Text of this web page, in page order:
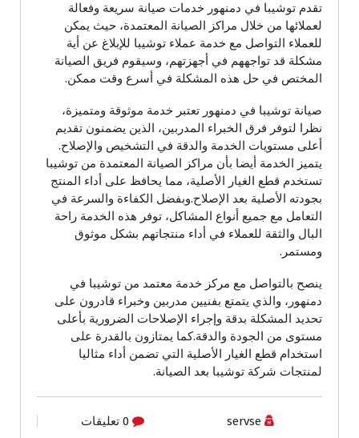
تقدم توشيبا في دمنهور خدمات صيانة سريعة وفعالة
لعملائها من خلال مراكز الصيانة المعتمدة، حيث يمكن
للعملاء التواصل مع خدمة عملاء توشيبا للإبلاغ عن أية
مشكلة قد تواجههم في أجهزتهم، وسيقوم فريق الصيانة
المختص في حل هذه المشكلة في أسرع وقت ممكن.
صيانة توشيبا في دمنهور تعتبر خدمة موثوقة ومتميزة،
نظرا لتوفر فرق الخبراء المدربين، الذين يضمنون تقديم
أعلى مستويات الخدمة والدقة في التشخيص والإصلاح.
يتميز الخدمة أيضا بأن مراكز الصيانة المعتمدة من توشيبا
تستخدم قطع الغيار الأصلية، مما يحافظ على أداء المنتج
بجودته الأصلية بعد الإصلاح.وبفضل الكفاءة والسرعة في
التعامل مع جميع أنواع المشاكل، توفر هذه الخدمة راحة
البال والثقة للعملاء في أداء منتجاتهم بشكل موثوق
ومستمر.
ينصح بالتواصل مع مركز خدمة معتمد من توشيبا في
دمنهور، والذي يتمتع بفنيين مدربين وخبراء قادرون على
تحديد المشكلة بدقة وإجراء الإصلاحات الضرورية بأعلى
مستوى من الجودة والدقة.كما يمتازون بالقدرة على
استخدام قطع الغيار الأصلية التي تضمن أداء مثاليا
لمنتجات شركة توشيبا بعد الصيانة.
servse 0 تعليقات